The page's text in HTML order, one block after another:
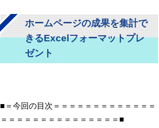
ホームページの成果を集計で
きるExcelフォーマットプレ
ゼント
■＝今回の目次＝＝＝＝＝＝＝＝＝＝＝＝＝
＝＝＝＝＝＝＝＝＝＝＝＝＝＝＝■